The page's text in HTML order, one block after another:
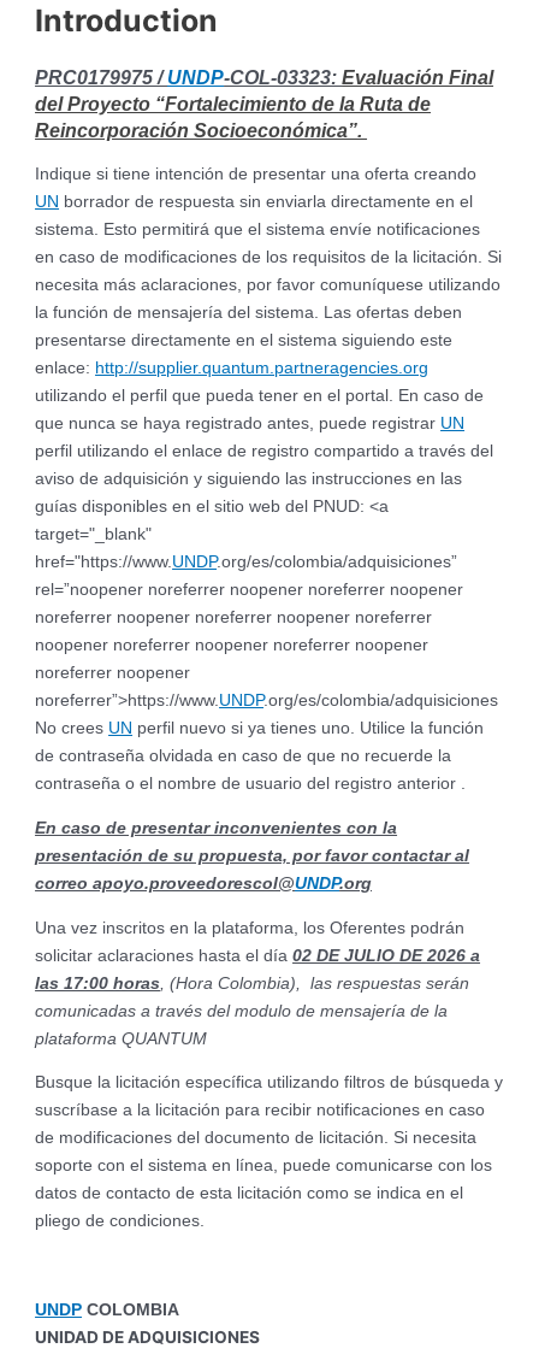
Introduction
PRC0179975 /UNDP-COL-03323:Evaluación Final
del Proyecto “Fortalecimiento de la Ruta de
Reincorporación Socioeconómica”.
Indique si tiene intención de presentar una oferta creando
UN borrador de respuesta sin enviarla directamente en el
sistema. Esto permitirá que el sistema envíe notificaciones
en caso de modificaciones de los requisitos de la licitación. Si
necesita más aclaraciones, por favor comuníquese utilizando
la función de mensajería del sistema. Las ofertas deben
presentarse directamente en el sistema siguiendo este
enlace: http://supplier.quantum.partneragencies.org
utilizando el perfil que pueda tener en el portal. En caso de
que nunca se haya registrado antes, puede registrar UN
perfil utilizando el enlace de registro compartido a través del
aviso de adquisición y siguiendo las instrucciones en las
guías disponibles en el sitio web del PNUD: <a
target="_blank"
href="https://www.UNDP.org/es/colombia/adquisiciones”
rel=”noopener noreferrer noopener noreferrer noopener
noreferrer noopener noreferrer noopener noreferrer
noopener noreferrer noopener noreferrer noopener
noreferrer noopener
noreferrer”>https://www.UNDP.org/es/colombia/adquisiciones
No crees UN perfil nuevo si ya tienes uno. Utilice la función
de contraseña olvidada en caso de que no recuerde la
contraseña o el nombre de usuario del registro anterior .
En caso de presentar inconvenientes con la
presentación de su propuesta, por favor contactar al
correo apoyo.proveedorescol@UNDP.org
Una vez inscritos en la plataforma, los Oferentes podrán
solicitar aclaraciones hasta el día02 DE JULIO DE 2026 a
las 17:00 horas , (Hora Colombia), las respuestas serán
comunicadas a través del modulo de mensajería de la
plataforma QUANTUM
Busque la licitación específica utilizando filtros de búsqueda y
suscríbase a la licitación para recibir notificaciones en caso
de modificaciones del documento de licitación. Si necesita
soporte con el sistema en línea, puede comunicarse con los
datos de contacto de esta licitación como se indica en el
pliego de condiciones.
UNDP COLOMBIA
UNIDAD DE ADQUISICIONES